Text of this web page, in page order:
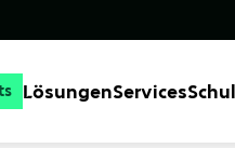
LösungenServices